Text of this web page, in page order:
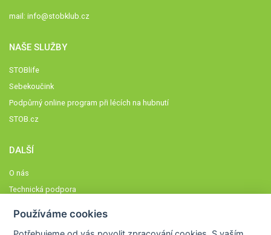
mail: info@stobklub.cz
NAŠE SLUŽBY
STOBlife
Sebekoučink
Podpůrný online program při lécích na hubnutí
STOB.cz
DALŠÍ
O nás
Technická podpora
Používáme cookies